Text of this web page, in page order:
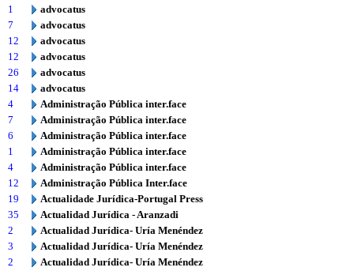
1
advocatus
7
advocatus
12
advocatus
12
advocatus
26
advocatus
14
advocatus
4
Administração Pública inter.face
7
Administração Pública inter.face
6
Administração Pública inter.face
1
Administração Pública inter.face
4
Administração Pública inter.face
12
Administração Pública Inter.face
19
Actualidade Jurídica-Portugal Press
35
Actualidad Jurídica - Aranzadi
2
Actualidad Jurídica- Uría Menéndez
3
Actualidad Jurídica- Uría Menéndez
2
Actualidad Jurídica- Uría Menéndez